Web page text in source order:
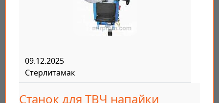
09.12.2025
Стерлитамак
Станок для ТВЧ напайки